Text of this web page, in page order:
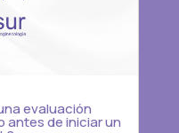
evaluación
antes de iniciar un